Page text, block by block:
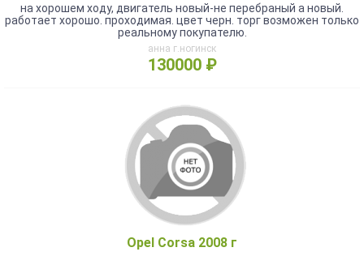
на хорошем ходу, двигатель новый-не перебраный а новый.
работает хорошо. проходимая. цвет черн. торг возможен только
реальному покупателю.
анна г.ногинск
130000 ₽
Opel Corsa 2008 г